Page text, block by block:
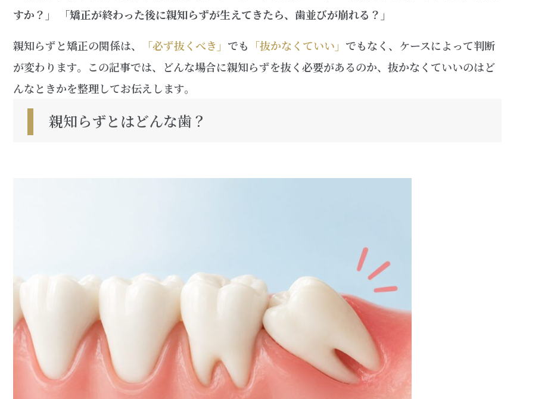
すか？」 「矯正が終わった後に親知らずが生えてきたら、歯並びが崩れる？」
親知らずと矯正の関係は、
「必ず抜くべき」 でも 「抜かなくていい」 でもなく、ケースによって判断
が変わります。この記事では、どんな場合に親知らずを抜く必要があるのか、抜かなくていいのはど
んなときかを整理してお伝えします。
親知らずとはどんな歯？